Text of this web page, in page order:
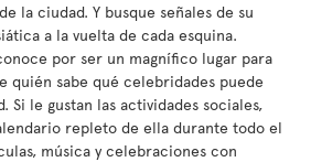
la ciudad. Y busque señales de su
a la vuelta de cada esquina.
por ser un magnífico lugar para
quién sabe qué celebridades puede
Si le gustan las actividades sociales,
repleto de ella durante todo el
música y celebraciones con